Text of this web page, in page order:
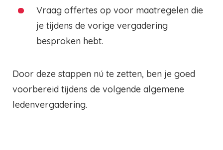
Vraag offertes op voor maatregelen die
je tijdens de vorige vergadering
besproken hebt.
Door deze stappen nú te zetten, ben je goed
voorbereid tijdens de volgende algemene
ledenvergadering.